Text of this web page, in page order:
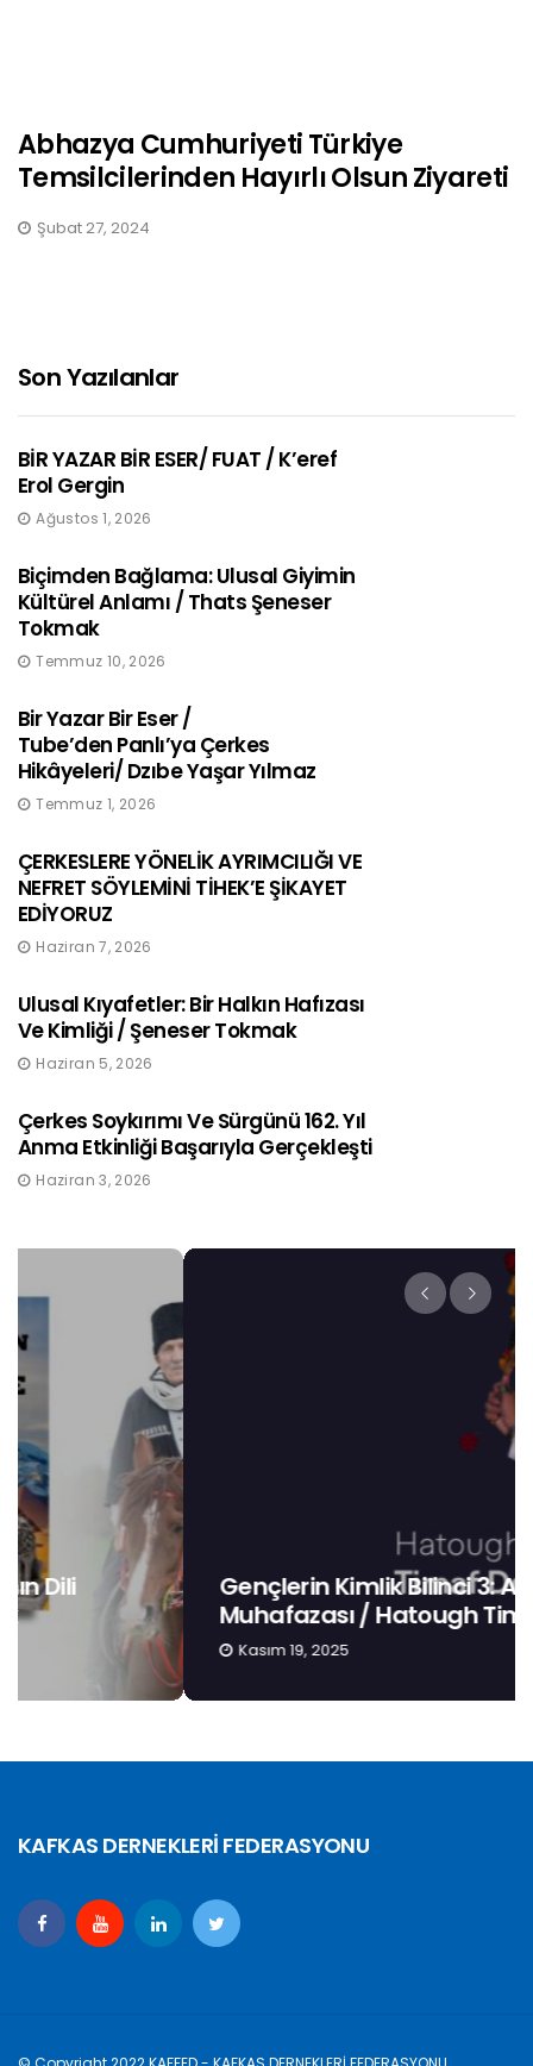
Abhazya Cumhuriyeti Türkiye
Temsilcilerinden Hayırlı Olsun Ziyareti
Şubat 27, 2024
Son Yazılanlar
BİR YAZAR BİR ESER/ FUAT / K’eref
Erol Gergin
Ağustos 1, 2026
Biçimden Bağlama: Ulusal Giyimin
Kültürel Anlamı / Thats Şeneser
Tokmak
Temmuz 10, 2026
Bir Yazar Bir Eser /
Tube’den Panlı’ya Çerkes
Hikâyeleri/ Dzıbe Yaşar Yılmaz
Temmuz 1, 2026
ÇERKESLERE YÖNELİK AYRIMCILIĞI VE
NEFRET SÖYLEMİNİ TİHEK’E ŞİKAYET
EDİYORUZ
Haziran 7, 2026
Ulusal Kıyafetler: Bir Halkın Hafızası
Ve Kimliği / Şeneser Tokmak
Haziran 5, 2026
Çerkes Soykırımı Ve Sürgünü 162. Yıl
Anma Etkinliği Başarıyla Gerçekleşti
Haziran 3, 2026
Gençlerin Kimlik Bilinci 3: Anadilin
Muhafazası / Hatough Timaf Dereli
Kasım 19, 2025
KAFKAS DERNEKLERİ FEDERASYONU